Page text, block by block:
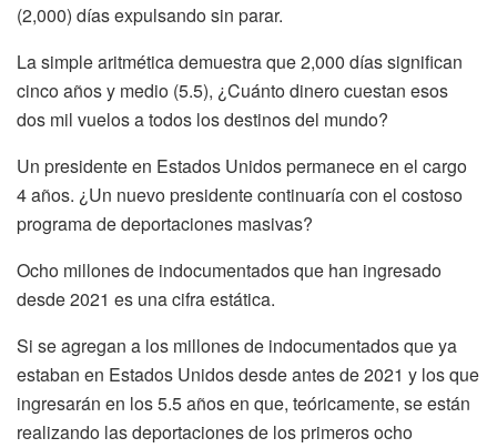
(2,000) días expulsando sin parar.
La simple aritmética demuestra que 2,000 días significan
cinco años y medio (5.5), ¿Cuánto dinero cuestan esos
dos mil vuelos a todos los destinos del mundo?
Un presidente en Estados Unidos permanece en el cargo
4 años. ¿Un nuevo presidente continuaría con el costoso
programa de deportaciones masivas?
Ocho millones de indocumentados que han ingresado
desde 2021 es una cifra estática.
Si se agregan a los millones de indocumentados que ya
estaban en Estados Unidos desde antes de 2021 y los que
ingresarán en los 5.5 años en que, teóricamente, se están
realizando las deportaciones de los primeros ocho